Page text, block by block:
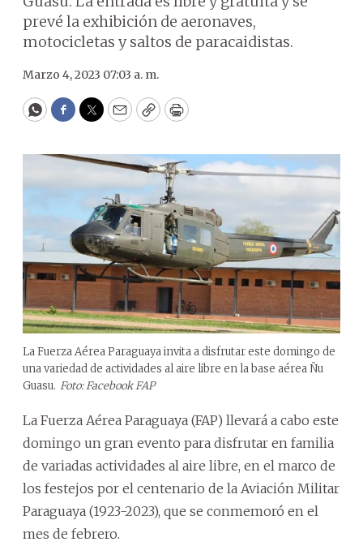
prevé la exhibición de aeronaves,
motocicletas y saltos de paracaidistas.
Marzo 4, 2023 07:03 a. m.
WhatsApp
Facebook
Twitter
EmailCopyPrint
La Fuerza Aérea Paraguaya invita a disfrutar este domingo de
una variedad de actividades al aire libre en la base aérea Ñu
Guasu. Foto: Facebook FAP
La Fuerza Aérea Paraguaya (FAP) llevará a cabo este
domingo un gran evento para disfrutar en familia
de variadas actividades al aire libre, en el marco de
los festejos por el centenario de la Aviación Militar
Paraguaya (1923-2023), que se conmemoró en el
mes de febrero.